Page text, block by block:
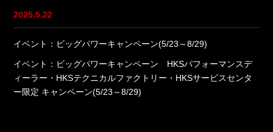
2025.5.22
イベント：ビッグパワーキャンペーン(5/23～8/29)
イベント：ビッグパワーキャンペーン HKSパフォーマンスデ
ィーラー・HKSテクニカルファクトリー・HKSサービスセンタ
ー限定 キャンペーン(5/23～8/29)